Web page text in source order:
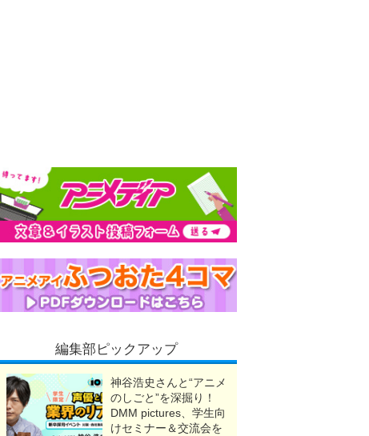
編集部ピックアップ
神谷浩史さんと“アニメ
のしごと”を深掘り！
DMM pictures、学生向
けセミナー＆交流会を